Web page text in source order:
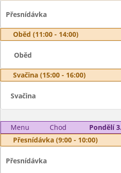
Přesnídávka
Oběd (11:00 - 14:00)
Oběd
Svačina (15:00 - 16:00)
Svačina
Menu Chod
Pondělí
Přesnídávka (9:00 - 10:00)
Přesnídávka